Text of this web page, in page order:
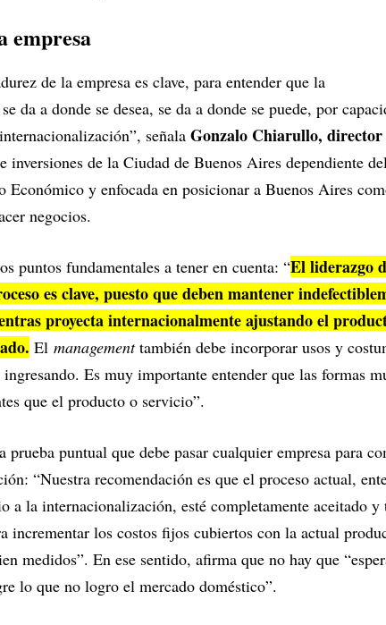
empresa
de la empresa es clave, para entender que la
da a donde se desea, se da a donde se puede, por
señala Gonzalo Chiarullo, director
inversiones de la Ciudad de Buenos Aires dependiente
y enfocada en posicionar a Buenos Aires
negocios.
puntos fundamentales a tener en cuenta: “El liderazgo
es clave, puesto que deben mantener
proyecta internacionalmente ajustando el
El managementtambién debe incorporar usos y
Es muy importante entender que las formas
que el producto o servicio”.
prueba puntual que debe pasar cualquier empresa para
“Nuestra recomendación es que el proceso actual,
a la internacionalización, esté completamente aceitado y
incrementar los costos fijos cubiertos con la actual
medidos”. En ese sentido, afirma que no hay que
lo que no logro el mercado doméstico”.